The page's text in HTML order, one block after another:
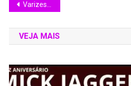
Varizes: exercícios são aliados na prevenção e alívio dos sintomas
VEJA MAIS